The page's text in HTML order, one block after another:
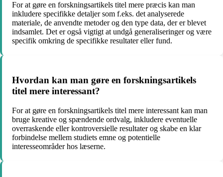
For at gøre en forskningsartikels titel mere præcis kan man
inkludere specifikke detaljer som f.eks. det analyserede
materiale, de anvendte metoder og den type data, der er blevet
indsamlet. Det er også vigtigt at undgå generaliseringer og være
specifik omkring de specifikke resultater eller fund.
Hvordan kan man gøre en forskningsartikels
titel mere interessant?
For at gøre en forskningsartikels titel mere interessant kan man
bruge kreative og spændende ordvalg, inkludere eventuelle
overraskende eller kontroversielle resultater og skabe en klar
forbindelse mellem studiets emne og potentielle
interesseområder hos læserne.